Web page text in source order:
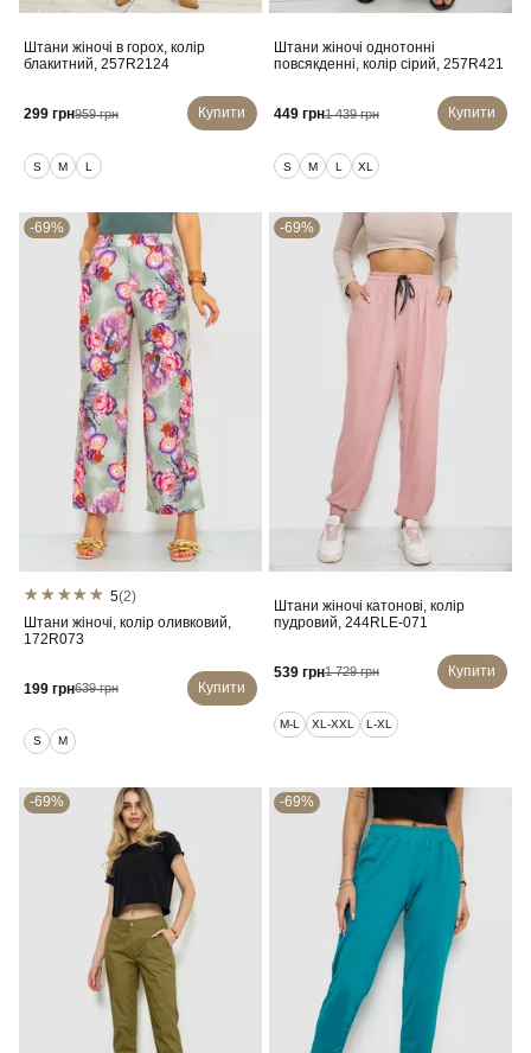
Штани жіночі в горох, колір
блакитний, 257R2124
299 грн959 грн Купити
S M L
Штани жіночі однотонні
повсякденні, колір сірий, 257R421
449 грн1 439 грн Купити
S M L XL
-69%
5(2)
Штани жіночі, колір оливковий,
172R073
199 грн639 грн Купити
S M
-69%
Штани жіночі катонові, колір
пудровий, 244RLE-071
539 грн1 729 грн Купити
M-L XL-XXL L-XL
-69% -69%